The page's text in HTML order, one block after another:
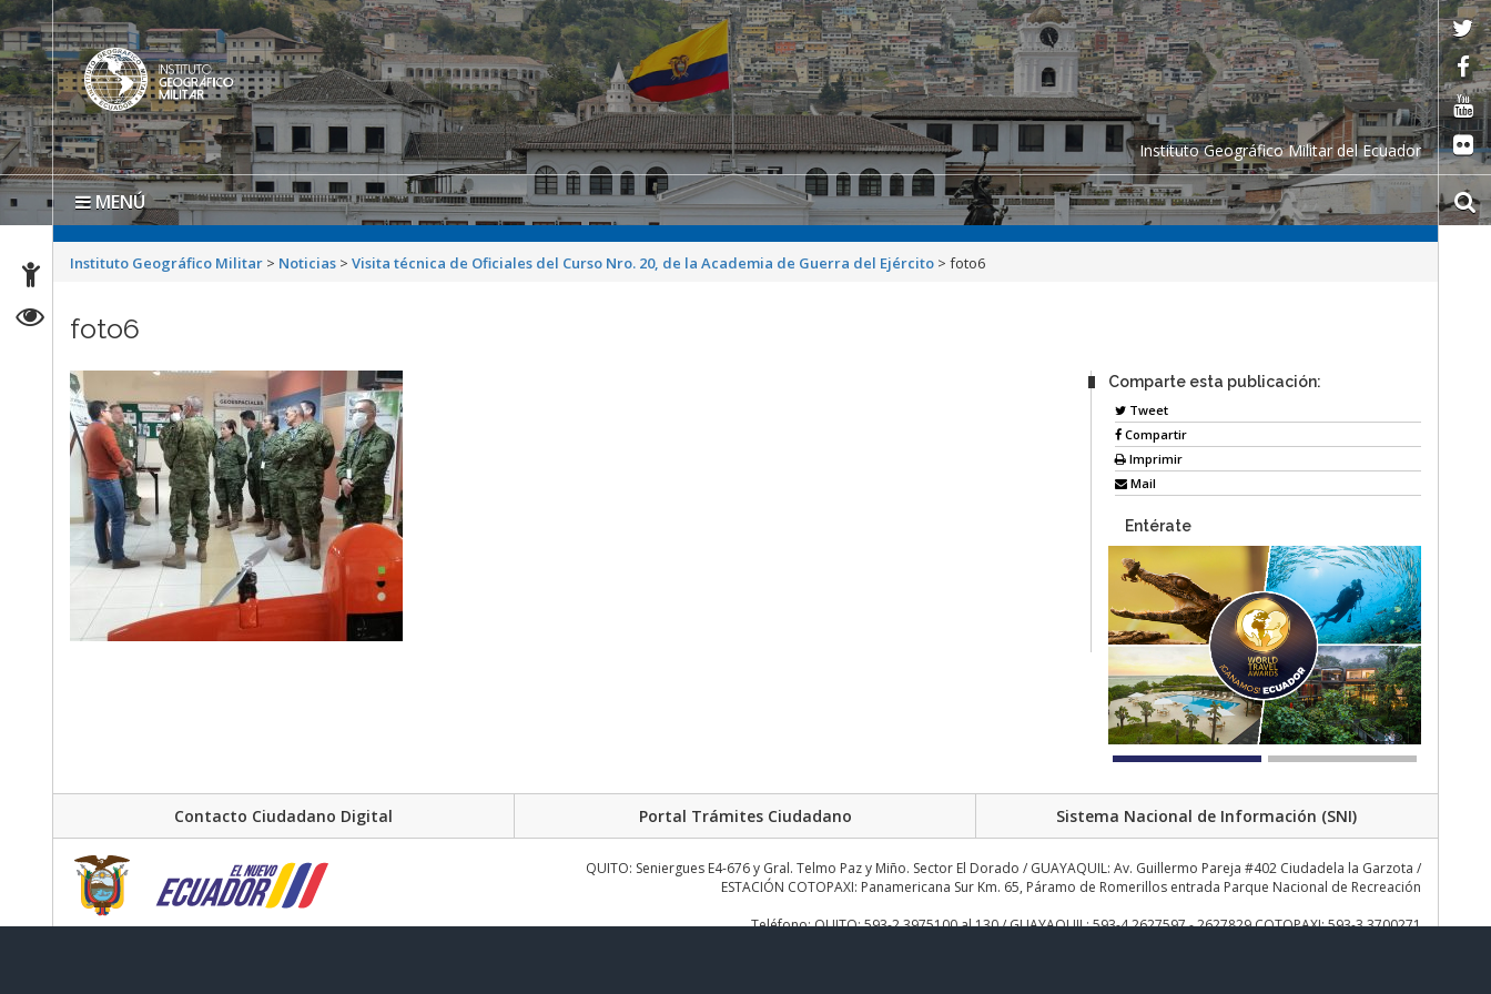
Instituto Geográfico Militar del Ecuador
MENÚ
Instituto Geográfico Militar > Noticias >Visita técnica de Oficiales del Curso Nro. 20, de la Academia de Guerra del Ejército >foto6
foto6
Comparte esta publicación:
Tweet
Compartir
Imprimir
Mail
Entérate
Contacto Ciudadano Digital Portal Trámites Ciudadano Sistema Nacional de Información (SNI)
QUITO: Seniergues E4-676 y Gral. Telmo Paz y Miño. Sector El Dorado / GUAYAQUIL: Av. Guillermo Pareja #402 Ciudadela la Garzota /
ESTACIÓN COTOPAXI: Panamericana Sur Km. 65, Páramo de Romerillos entrada Parque Nacional de Recreación
Teléfono: QUITO: 593-2 3975100 al 130 / GUAYAQUIL: 593-4 2627597 - 2627829 COTOPAXI: 593-3 3700271